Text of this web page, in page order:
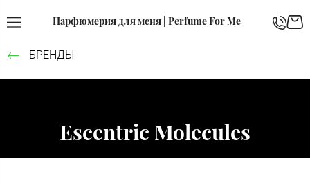
Парфюмерия для меня | Perfume For Me
БРЕНДЫ
Escentric Molecules